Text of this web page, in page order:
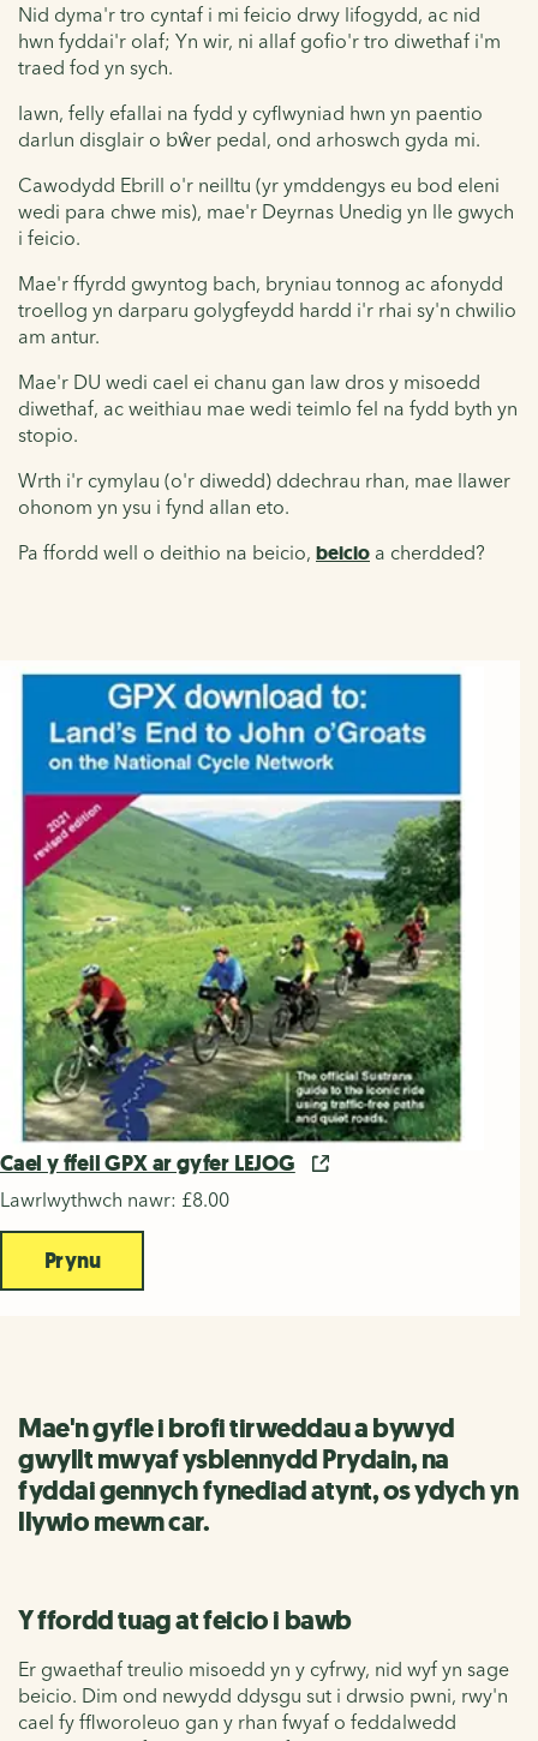
Nid dyma'r tro cyntaf i mi feicio drwy lifogydd, ac nid
hwn fyddai'r olaf; Yn wir, ni allaf gofio'r tro diwethaf i'm
traed fod yn sych.
Iawn, felly efallai na fydd y cyflwyniad hwn yn paentio
darlun disglair o bŵer pedal, ond arhoswch gyda mi.
Cawodydd Ebrill o'r neilltu (yr ymddengys eu bod eleni
wedi para chwe mis), mae'r Deyrnas Unedig yn lle gwych
i feicio.
Mae'r ffyrdd gwyntog bach, bryniau tonnog ac afonydd
troellog yn darparu golygfeydd hardd i'r rhai sy'n chwilio
am antur.
Mae'r DU wedi cael ei chanu gan law dros y misoedd
diwethaf, ac weithiau mae wedi teimlo fel na fydd byth yn
stopio.
Wrth i'r cymylau (o'r diwedd) ddechrau rhan, mae llawer
ohonom yn ysu i fynd allan eto.
Pa ffordd well o deithio na beicio, beicio a cherdded?
Cael y ffeil GPX ar gyfer LEJOG
Lawrlwythwch nawr: £8.00
Prynu
Mae'n gyfle i brofi tirweddau a bywyd
gwyllt mwyaf ysblennydd Prydain, na
fyddai gennych fynediad atynt, os ydych yn
llywio mewn car.
Y ffordd tuag at feicio i bawb
Er gwaethaf treulio misoedd yn y cyfrwy, nid wyf yn sage
beicio. Dim ond newydd ddysgu sut i drwsio pwni, rwy'n
cael fy fflworoleuo gan y rhan fwyaf o feddalwedd